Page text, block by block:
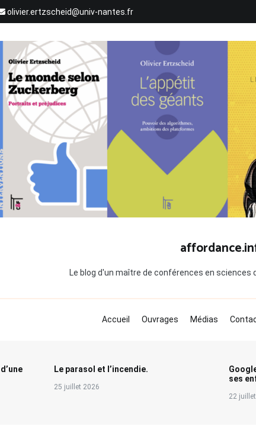
olivier.ertzscheid@univ-nantes.fr
Le blog d'un maître de conférences en sciences
Accueil Ouvrages Médias
Le parasol et l’incendie.
25 juillet 2026
ses
22